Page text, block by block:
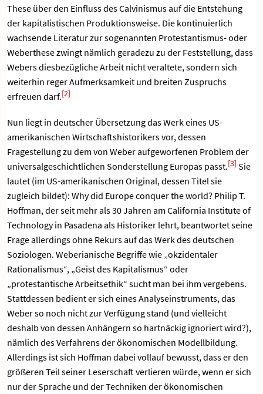
These über den Einfluss des Calvinismus auf die Entstehung
der kapitalistischen Produktionsweise. Die kontinuierlich
wachsende Literatur zur sogenannten Protestantismus- oder
Weberthese zwingt nämlich geradezu zu der Feststellung, dass
Webers diesbezügliche Arbeit nicht veraltete, sondern sich
weiterhin reger Aufmerksamkeit und breiten Zuspruchs
erfreuen darf.[2]
Nun liegt in deutscher Übersetzung das Werk eines US-
amerikanischen Wirtschaftshistorikers vor, dessen
Fragestellung zu dem von Weber aufgeworfenen Problem der
universalgeschichtlichen Sonderstellung Europas passt.[3] Sie
lautet (im US-amerikanischen Original, dessen Titel sie
zugleich bildet): Why did Europe conquer the world? Philip T.
Hoffman, der seit mehr als 30 Jahren am California Institute of
Technology in Pasadena als Historiker lehrt, beantwortet seine
Frage allerdings ohne Rekurs auf das Werk des deutschen
Soziologen. Weberianische Begriffe wie „okzidentaler
Rationalismus“, „Geist des Kapitalismus“ oder
„protestantische Arbeitsethik“ sucht man bei ihm vergebens.
Stattdessen bedient er sich eines Analyseinstruments, das
Weber so noch nicht zur Verfügung stand (und vielleicht
deshalb von dessen Anhängern so hartnäckig ignoriert wird?),
nämlich des Verfahrens der ökonomischen Modellbildung.
Allerdings ist sich Hoffman dabei vollauf bewusst, dass er den
größeren Teil seiner Leserschaft verlieren würde, wenn er sich
nur der Sprache und der Techniken der ökonomischen